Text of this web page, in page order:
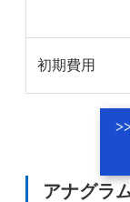
初期費用
アナグラ